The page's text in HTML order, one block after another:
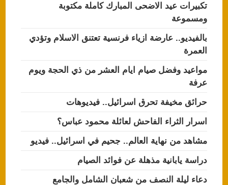
تكبيرات عيد الاضحى المبارك كاملة مكتوبة
ومسموعة
بالفيديو.. عارضة ازياء فرنسية تعتنق الاسلام وتؤدي
العمرة
مواعيد وفضل صيام ايام العشر من ذي الحجة ويوم
عرفة
حرائق مخيفة تحرق اسرائيل.. فيديوهات
اسرار الثراء الفاحش لعائلة محمود عباس؟
مشاهد من نهاية العالم.. جحيم في اسرائيل.. فيديو
دراسة يابانية مذهلة عن فوائد الصيام
دعاء ليلة النصف من شعبان الشامل والجامع